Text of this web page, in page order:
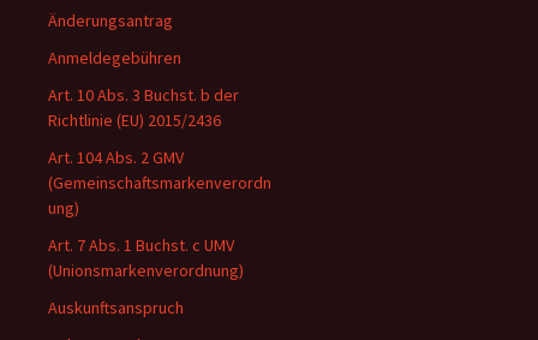
Änderungsantrag
Anmeldegebühren
Art. 10 Abs. 3 Buchst. b der
Richtlinie (EU) 2015/2436
Art. 104 Abs. 2 GMV
(Gemeinschaftsmarkenverordn
ung)
Art. 7 Abs. 1 Buchst. c UMV
(Unionsmarkenverordnung)
Auskunftsanspruch